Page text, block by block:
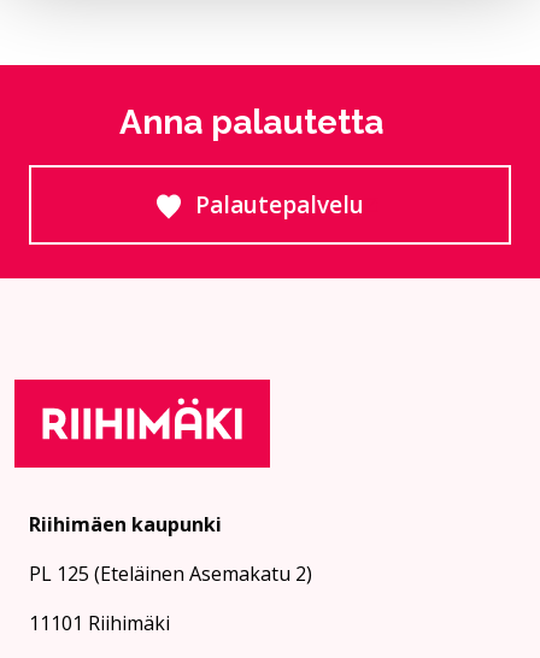
Anna palautetta
Palautepalvelu
Siirtyy ulkoiselle
Riihimäen kaupunki
PL 125 (Eteläinen Asemakatu 2)
11101 Riihimäki